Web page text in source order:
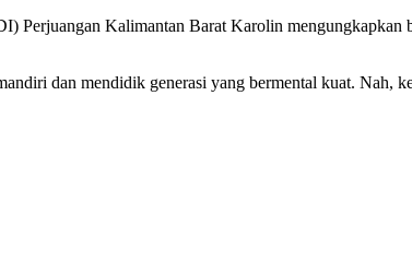
Perjuangan Kalimantan Barat Karolin mengungkapkan
dan mendidik generasi yang bermental kuat. Nah,